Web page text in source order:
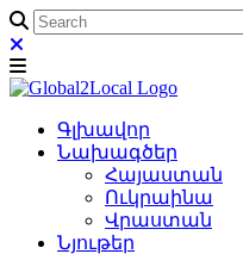
Գլխավոր
Նախագծեր
Հայաստան
Ուկրաինա
Վրաստան
Նյութեր